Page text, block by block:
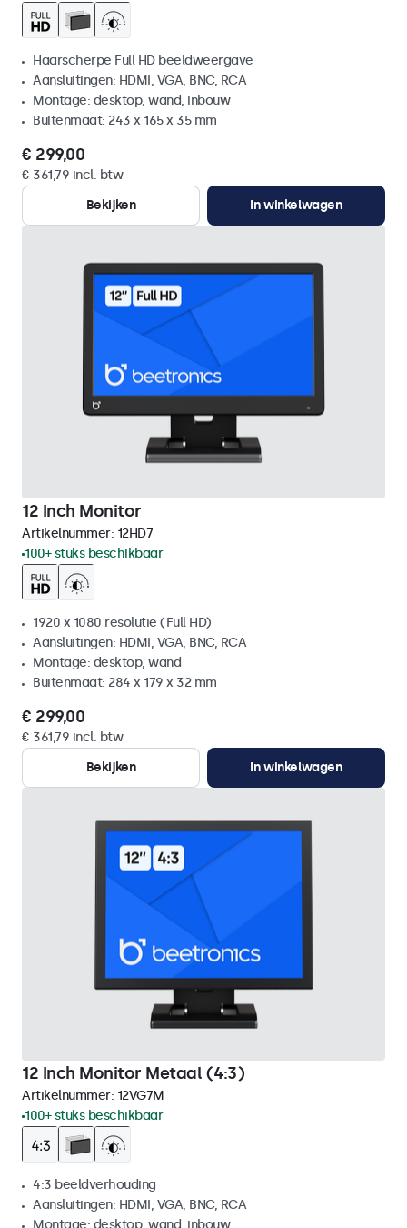
Haarscherpe Full HD beeldweergave
Aansluitingen: HDMI, VGA, BNC, RCA
Montage: desktop, wand, inbouw
Buitenmaat: 243 x 165 x 35 mm
€ 299,00
€ 361,79 incl. btw
Bekijken
In winkelwagen
12 Inch Monitor
Artikelnummer: 12HD7
100+ stuks beschikbaar
1920 x 1080 resolutie (Full HD)
Aansluitingen: HDMI, VGA, BNC, RCA
Montage: desktop, wand
Buitenmaat: 284 x 179 x 32 mm
€ 299,00
€ 361,79 incl. btw
Bekijken
In winkelwagen
12 Inch Monitor Metaal (4:3)
Artikelnummer: 12VG7M
100+ stuks beschikbaar
4:3 beeldverhouding
Aansluitingen: HDMI, VGA, BNC, RCA
Montage: desktop, wand, inbouw